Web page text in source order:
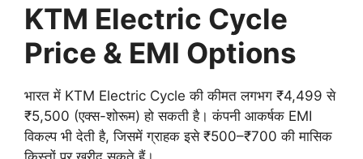
KTM Electric Cycle
Price & EMI Options
भारत में KTM Electric Cycle की कीमत लगभग ₹4,499 से
₹5,500 (एक्स-शोरूम) हो सकती है। कंपनी आकर्षक EMI
विकल्प भी देती है, जिसमें ग्राहक इसे ₹500–₹700 की मासिक